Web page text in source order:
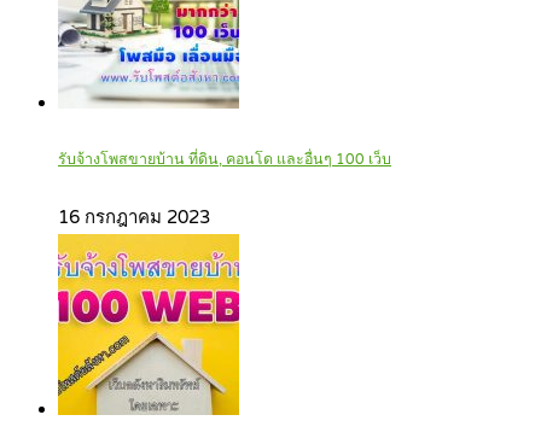
รับจ้างโพสขายบ้าน ที่ดิน, คอนโด และอื่นๆ 100 เว็บ
16 กรกฎาคม 2023